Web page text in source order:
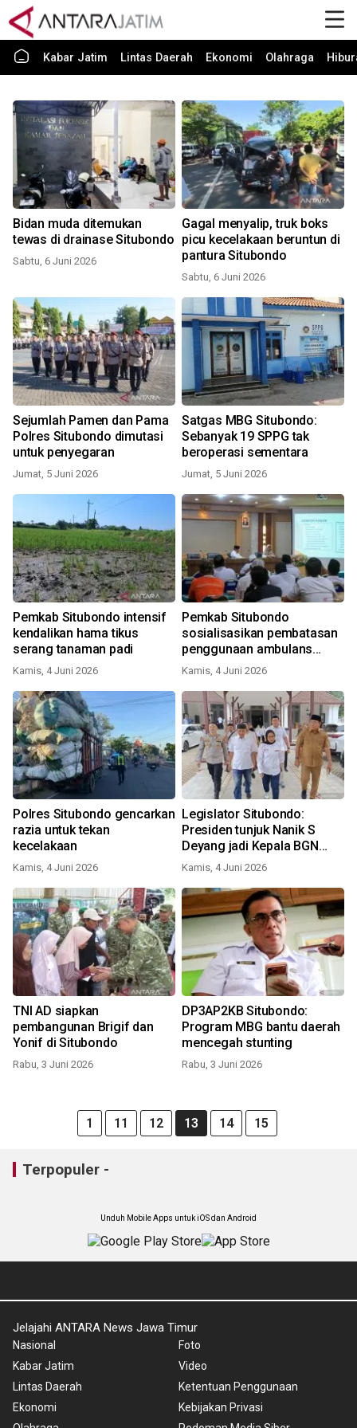
Kabar Jatim Lintas Daerah Ekonomi Olahraga
Bidan muda ditemukan
tewas di drainase Situbondo
Sabtu, 6 Juni 2026
Gagal menyalip, truk boks
picu kecelakaan beruntun di
pantura Situbondo
Sabtu, 6 Juni 2026
Sejumlah Pamen dan Pama
Polres Situbondo dimutasi
untuk penyegaran
Jumat, 5 Juni 2026
Satgas MBG Situbondo:
Sebanyak 19 SPPG tak
beroperasi sementara
Jumat, 5 Juni 2026
Pemkab Situbondo intensif
kendalikan hama tikus
serang tanaman padi
Kamis, 4 Juni 2026
Pemkab Situbondo
sosialisasikan pembatasan
penggunaan ambulans
rakyat
Kamis, 4 Juni 2026
Polres Situbondo gencarkan
razia untuk tekan
kecelakaan
Kamis, 4 Juni 2026
Legislator Situbondo:
Presiden tunjuk Nanik S
Deyang jadi Kepala BGN
sudah tepat
Kamis, 4 Juni 2026
TNI AD siapkan
pembangunan Brigif dan
Yonif di Situbondo
Rabu, 3 Juni 2026
DP3AP2KB Situbondo:
Program MBG bantu daerah
mencegah stunting
Rabu, 3 Juni 2026
1 11 12 13 14 15
Terpopuler -
Unduh Mobile Apps untuk iOS dan Android
Jelajahi ANTARA News Jawa Timur
Nasional
Kabar Jatim
Lintas Daerah
Ekonomi
Foto
Video
Ketentuan Penggunaan
Kebijakan Privasi